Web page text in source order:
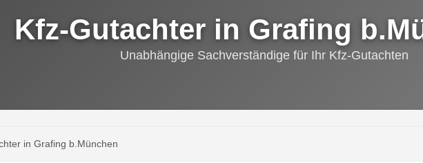
Kfz-Gutachter in Grafing
Unabhängige Sachverständige für Ihr Kfz-Gutachten
in Grafing b.München